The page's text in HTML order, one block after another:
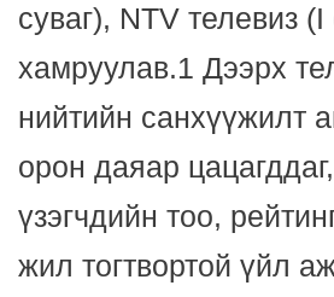
суваг), NTV телевиз (I
хамруулав.1 Дээрх
нийтийн санхүүжилт
орон даяар
үзэгчдийн тоо,
жил тогтвортой үйл